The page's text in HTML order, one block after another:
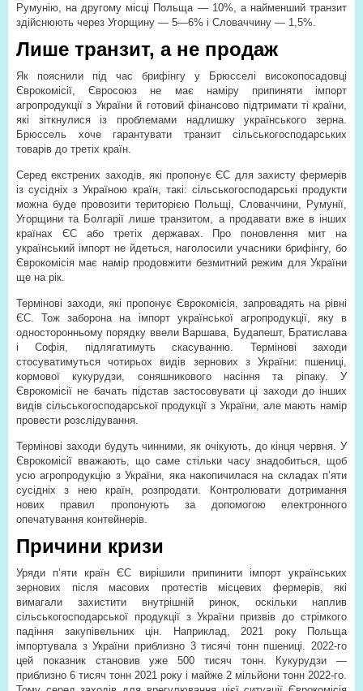
Румунію, на другому місці Польща — 10%, а найменший транзит
здійснюють через Угорщину — 5—6% і Словаччину — 1,5%.
Лише транзит, а не продаж
Як пояснили під час брифінгу у Брюсселі високопосадовці
Єврокомісії, Євросоюз не має наміру припиняти імпорт
агропродукції з України й готовий фінансово підтримати ті країни,
які зіткнулися із проблемами надлишку українського зерна.
Брюссель хоче гарантувати транзит сільськогосподарських
товарів до третіх країн.
Серед екстрених заходів, які пропонує ЄС для захисту фермерів
із сусідніх з Україною країн, такі: сільськогосподарські продукти
можна буде провозити територією Польщі, Словаччини, Румунії,
Угорщини та Болгарії лише транзитом, а продавати вже в інших
країнах ЄС або третіх державах. Про поновлення мит на
український імпорт не йдеться, наголосили учасники брифінгу, бо
Єврокомісія має намір продовжити безмитний режим для України
ще на рік.
Термінові заходи, які пропонує Єврокомісія, запровадять на рівні
ЄС. Тож заборона на імпорт української агропродукції, яку в
односторонньому порядку ввели Варшава, Будапешт, Братислава
і Софія, підлягатимуть скасуванню. Термінові заходи
стосуватимуться чотирьох видів зернових з України: пшениці,
кормової кукурудзи, соняшникового насіння та ріпаку. У
Єврокомісії не бачать підстав застосовувати ці заходи до інших
видів сільськогосподарської продукції з України, але мають намір
провести розслідування.
Термінові заходи будуть чинними, як очікують, до кінця червня. У
Єврокомісії вважають, що саме стільки часу знадобиться, щоб
усю агропродукцію з України, яка накопичилася на складах п’яти
сусідніх з нею країн, розпродати. Контролювати дотримання
нових правил пропонують за допомогою електронного
опечатування контейнерів.
Причини кризи
Уряди п’яти країн ЄС вирішили припинити імпорт українських
зернових після масових протестів місцевих фермерів, які
вимагали захистити внутрішній ринок, оскільки наплив
сільськогосподарської продукції з України призвів до стрімкого
падіння закупівельних цін. Наприклад, 2021 року Польща
імпортувала з України приблизно 3 тисячі тонн пшениці. 2022-го
цей показник становив уже 500 тисяч тонн. Кукурудзи —
приблизно 6 тисяч тонн 2021 року і майже 2 мільйони тонн 2022-го.